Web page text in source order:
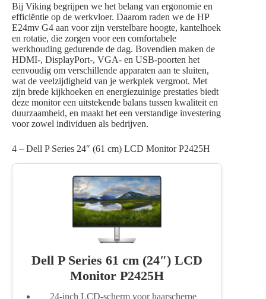
Bij Viking begrijpen we het belang van ergonomie en
efficiëntie op de werkvloer. Daarom raden we de HP
E24mv G4 aan voor zijn verstelbare hoogte, kantelhoek
en rotatie, die zorgen voor een comfortabele
werkhouding gedurende de dag. Bovendien maken de
HDMI-, DisplayPort-, VGA- en USB-poorten het
eenvoudig om verschillende apparaten aan te sluiten,
wat de veelzijdigheid van je werkplek vergroot. Met
zijn brede kijkhoeken en energiezuinige prestaties biedt
deze monitor een uitstekende balans tussen kwaliteit en
duurzaamheid, en maakt het een verstandige investering
voor zowel individuen als bedrijven.
4 – Dell P Series 24″ (61 cm) LCD Monitor P2425H
Dell P Series 61 cm (24″) LCD
Monitor P2425H
24-inch LCD-scherm voor haarscherpe